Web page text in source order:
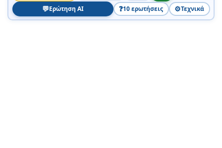
💬Ερώτηση AI ❓10 ερωτήσεις ⚙️Τεχνικά